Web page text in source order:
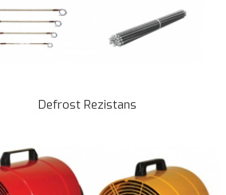
Defrost Rezistans